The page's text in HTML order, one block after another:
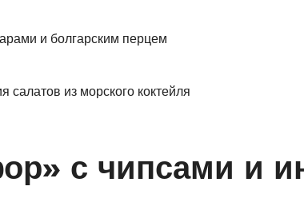
и болгарским перцем
салатов из морского коктейля
с чипсами и